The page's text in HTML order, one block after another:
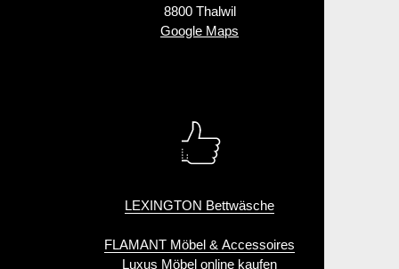
8800 Thalwil
Google Maps
LEXINGTON Bettwäsche
FLAMANT Möbel & Accessoires
Luxus Möbel online kaufen